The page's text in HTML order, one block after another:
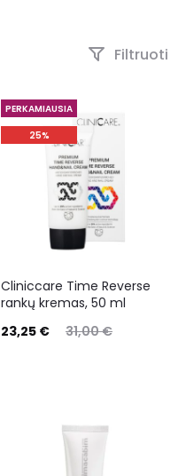
Filtruoti
PERKAMIAUSIA
25%
Cliniccare Time Reverse
rankų kremas, 50 ml
31,00€
23,25 €